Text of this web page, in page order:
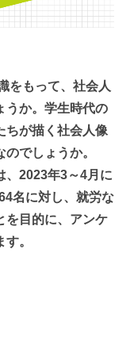
をもって、社会人
うか。学生時代の
ちが描く社会人像
でしょうか。
、2023年3～4月に
名に対し、就労な
を目的に、アンケ
。